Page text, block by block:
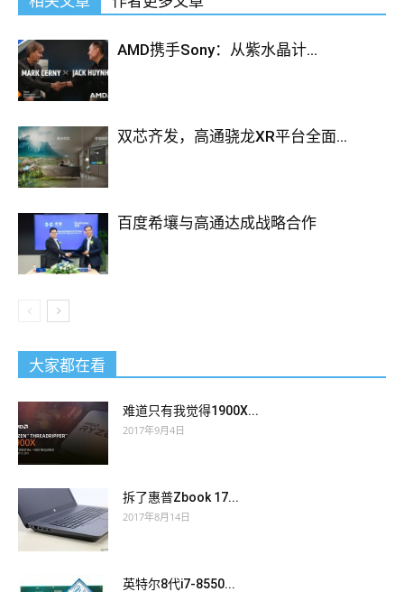
AMD携手Sony：从紫水晶计...
双芯齐发，高通骁龙XR平台全面...
百度希壤与高通达成战略合作
大家都在看
难道只有我觉得1900X...
2017年9月4日
拆了惠普Zbook 17...
2017年8月14日
英特尔8代i7-8550...